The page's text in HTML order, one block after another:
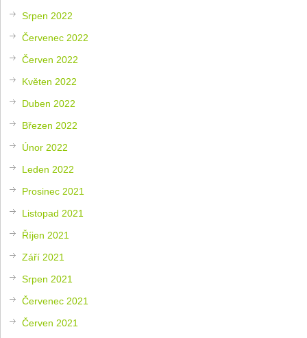
Srpen 2022
Červenec 2022
Červen 2022
Květen 2022
Duben 2022
Březen 2022
Únor 2022
Leden 2022
Prosinec 2021
Listopad 2021
Říjen 2021
Září 2021
Srpen 2021
Červenec 2021
Červen 2021